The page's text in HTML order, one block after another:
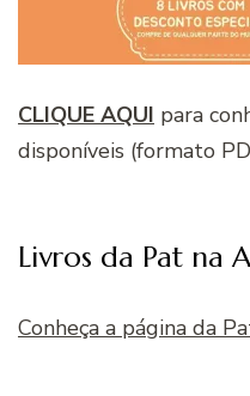
CLIQUE AQUI para
disponíveis (formato
Livros da Pat na
Conheça a página da